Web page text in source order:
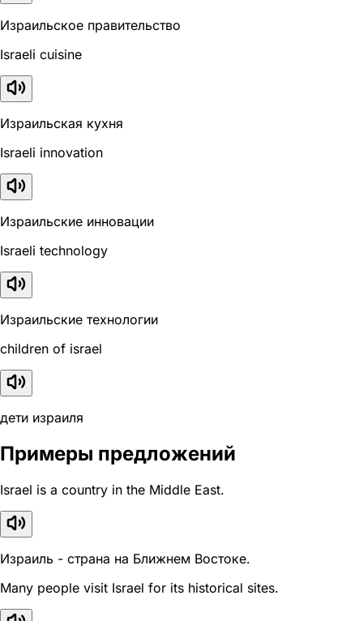
Израильское правительство
Israeli cuisine
Израильская кухня
Israeli innovation
Израильские инновации
Israeli technology
Израильские технологии
children of israel
дети израиля
Примеры предложений
Israel is a country in the Middle East.
Израиль - страна на Ближнем Востоке.
Many people visit Israel for its historical sites.